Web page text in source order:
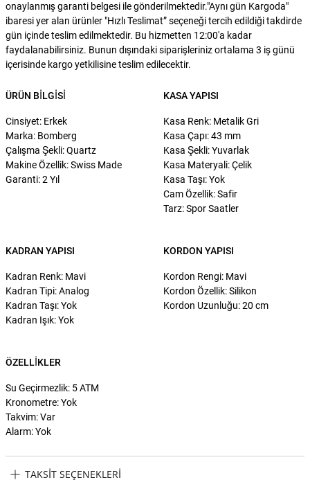
onaylanmış garanti belgesi ile gönderilmektedir."Aynı gün Kargoda"
ibaresi yer alan ürünler "Hızlı Teslimat” seçeneği tercih edildiği takdirde
gün içinde teslim edilmektedir. Bu hizmetten 12:00'a kadar
faydalanabilirsiniz. Bunun dışındaki siparişleriniz ortalama 3 iş günü
içerisinde kargo yetkilisine teslim edilecektir.
ÜRÜN BILGISI
Cinsiyet: Erkek
Marka: Bomberg
Çalışma Şekli: Quartz
Makine Özellik: Swiss Made
Garanti: 2 Yıl
KASA YAPISI
Kasa Renk: Metalik Gri
Kasa Çapı: 43 mm
Kasa Şekli: Yuvarlak
Kasa Materyali: Çelik
Kasa Taşı: Yok
Cam Özellik: Safir
Tarz: Spor Saatler
KADRAN YAPISI
Kadran Renk: Mavi
Kadran Tipi: Analog
Kadran Taşı: Yok
Kadran Işık: Yok
KORDON YAPISI
Kordon Rengi: Mavi
Kordon Özellik: Silikon
Kordon Uzunluğu: 20 cm
ÖZELLIKLER
Su Geçirmezlik: 5 ATM
Kronometre: Yok
Takvim: Var
Alarm: Yok
TAKSIT SEÇENEKLERI